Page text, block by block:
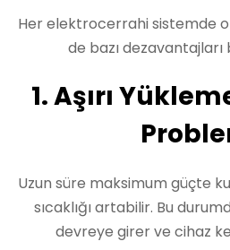
Her elektrocerrahi sistemde
de bazı dezavantajları
1. Aşırı
Uzun süre maksimum güçte
sıcaklığı artabilir. Bu
devreye girer ve cihaz